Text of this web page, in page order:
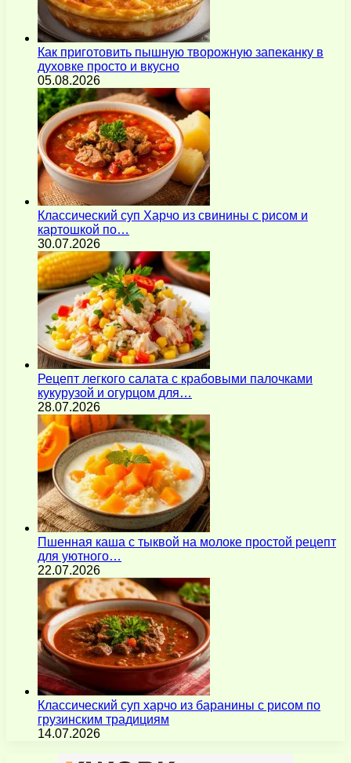
Как приготовить пышную творожную запеканку в
духовке просто и вкусно
05.08.2026
Классический суп Харчо из свинины с рисом и
картошкой по…
30.07.2026
Рецепт легкого салата с крабовыми палочками
кукурузой и огурцом для…
28.07.2026
Пшенная каша с тыквой на молоке простой рецепт
для уютного…
22.07.2026
Классический суп харчо из баранины с рисом по
грузинским традициям
14.07.2026